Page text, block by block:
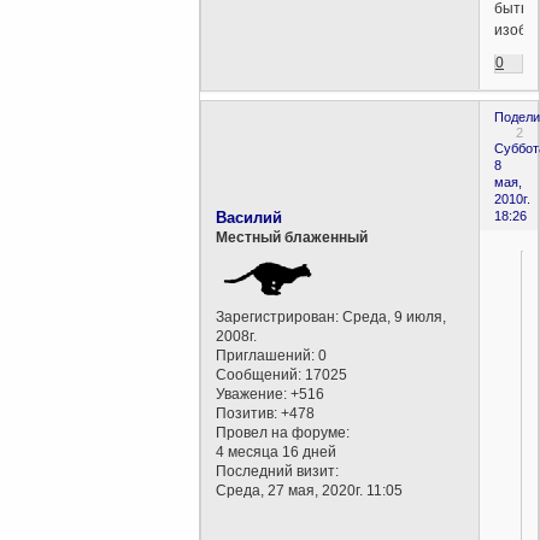
быть
0
2
8
мая,
2010г.
18:26
Василий
Местный блаженный
Зарегистрирован: Среда, 9 июля,
2008г.
Приглашений: 0
Сообщений: 17025
Уважение: +516
Позитив: +478
Провел на форуме:
4 месяца 16 дней
Последний визит:
Среда, 27 мая, 2020г. 11:05